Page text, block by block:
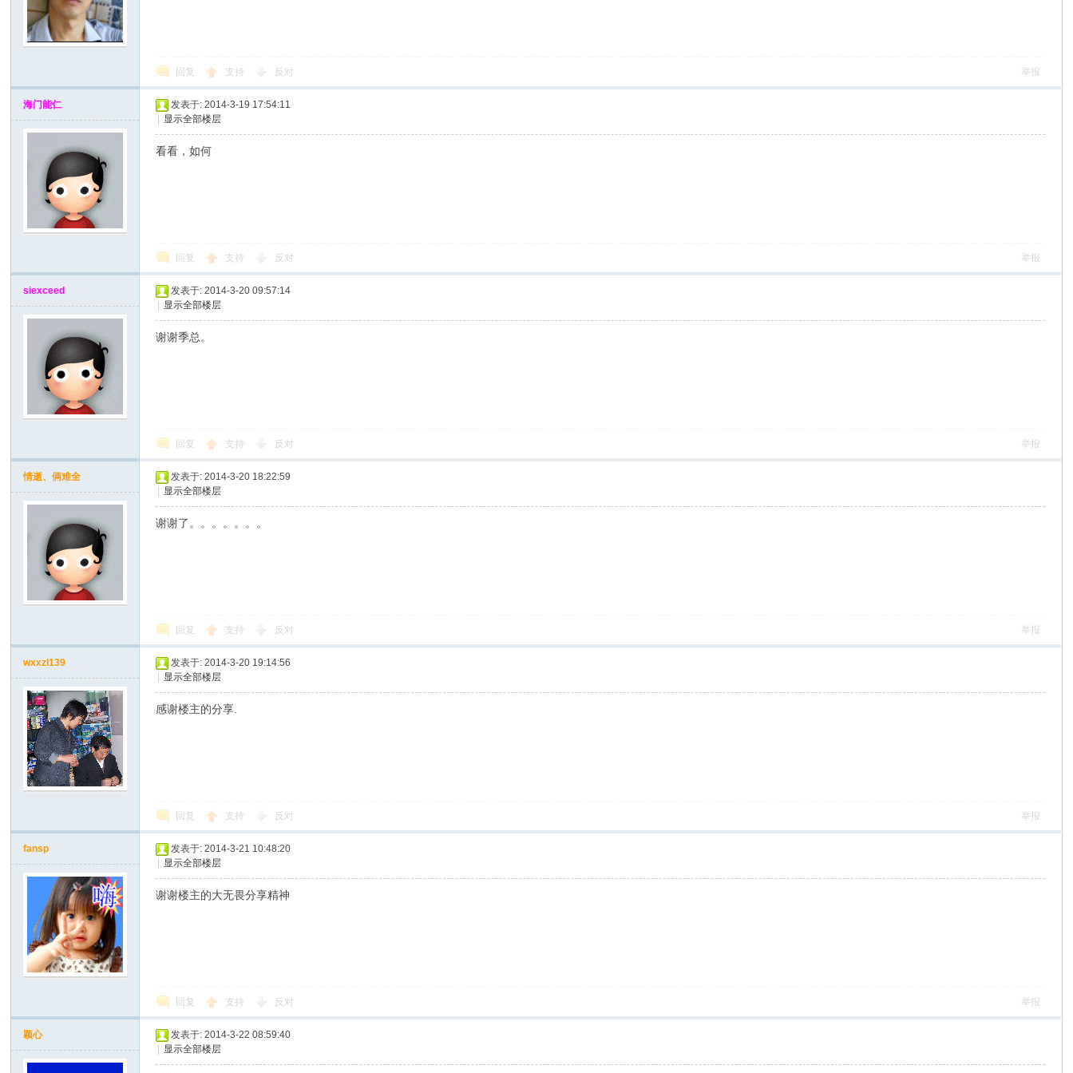
回复 支持 反对 举报
海门能仁
发表于: 2014-3-19 17:54:11
显示全部楼层
看看，如何
回复 支持 反对 举报
siexceed
发表于: 2014-3-20 09:57:14
显示全部楼层
谢谢季总。
回复 支持 反对 举报
情逝、俩难全
发表于: 2014-3-20 18:22:59
显示全部楼层
谢谢了。。。。。。。
回复 支持 反对 举报
wxxzl139
发表于: 2014-3-20 19:14:56
显示全部楼层
感谢楼主的分享.
回复 支持 反对 举报
fansp
发表于: 2014-3-21 10:48:20
显示全部楼层
谢谢楼主的大无畏分享精神
回复 支持 反对 举报
颖心
发表于: 2014-3-22 08:59:40
显示全部楼层